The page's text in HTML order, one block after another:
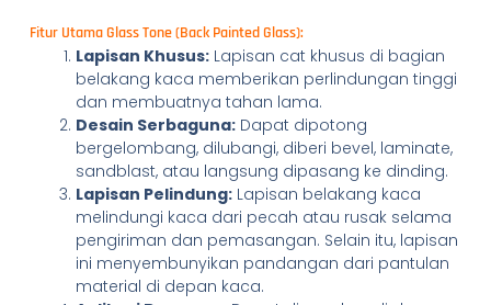
Fitur Utama Glass Tone (Back Painted Glass):
Lapisan Khusus:Lapisan cat khusus di bagian
belakang kaca memberikan perlindungan tinggi
dan membuatnya tahan lama.
Desain Serbaguna:Dapat dipotong
bergelombang, dilubangi, diberi bevel, laminate,
sandblast, atau langsung dipasang ke dinding.
Lapisan Pelindung:Lapisan belakang kaca
melindungi kaca dari pecah atau rusak selama
pengiriman dan pemasangan. Selain itu, lapisan
ini menyembunyikan pandangan dari pantulan
material di depan kaca.